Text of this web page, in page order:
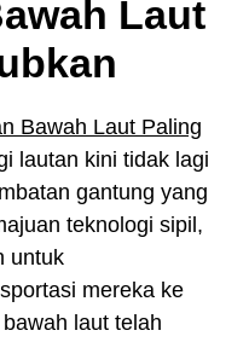
Laut
Bawah Laut Paling
lautan kini tidak lagi
gantung yang
teknologi sipil,
untuk
mereka ke
laut telah